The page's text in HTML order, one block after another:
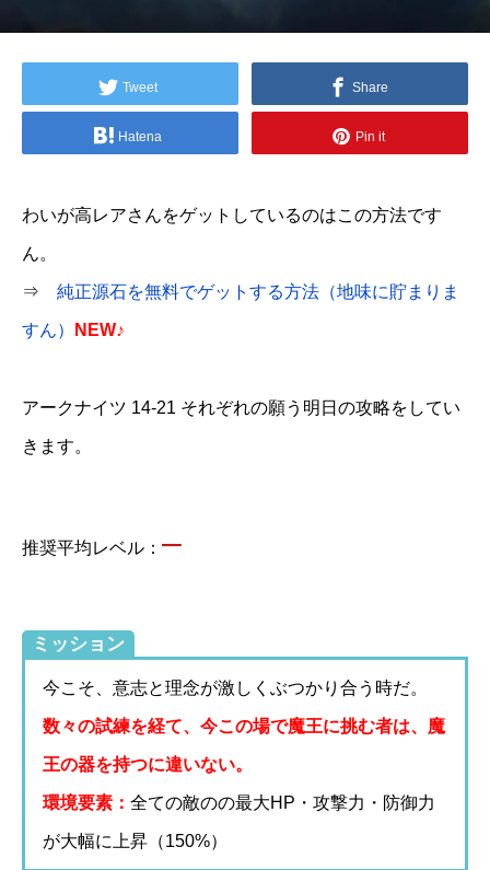
Tweet Share
Hatena Pin it
わいが高レアさんをゲットしているのはこの方法です
ん。
⇒ 純正源石を無料でゲットする方法（地味に貯まりま
すん） NEW♪
アークナイツ 14-21 それぞれの願う明日の攻略をしてい
きます。
推奨平均レベル： –
ミッション
今こそ、意志と理念が激しくぶつかり合う時だ。
数々の試練を経て、今この場で魔王に挑む者は、魔
王の器を持つに違いない。
環境要素： 全ての敵のの最大HP・攻撃力・防御力
が大幅に上昇（150%）